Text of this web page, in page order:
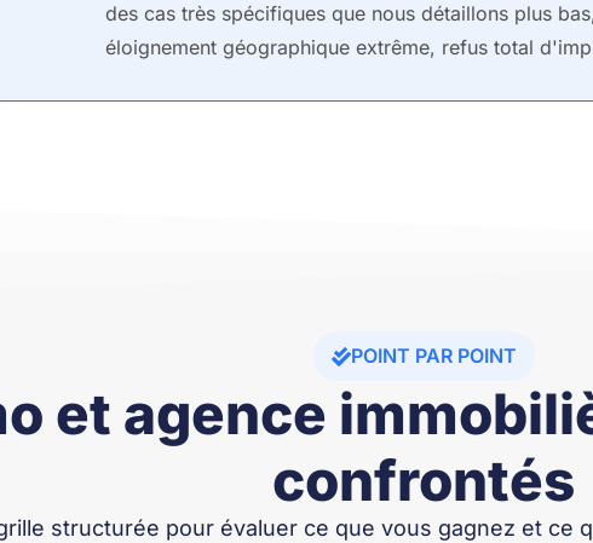
des cas très spécifiques que nous détaillons plus
éloignement géographique extrême, refus total
POINT PAR POINT
et agence
confrontés
structurée pour évaluer ce que vous gagnez et ce